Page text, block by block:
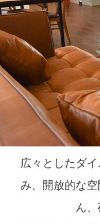
広々としたダ
み、開放的な
ん